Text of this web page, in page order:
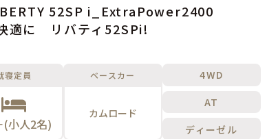
52SP i_ExtraPower2400
適に リバティ52SPi!
寝定員
(小人2名)
ベースカー
カムロード
4WD
AT
ディーゼル